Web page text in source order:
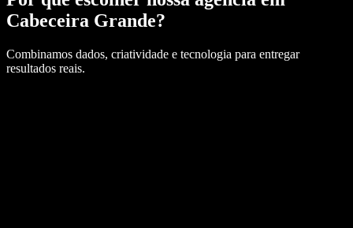
Cabeceira Grande?
Combinamos dados, criatividade e tecnologia para entregar
resultados reais.